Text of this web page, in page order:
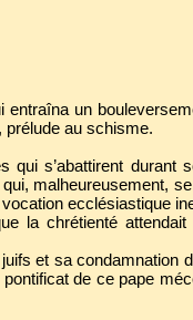
un
prélude au schisme.
qui s’abattirent durant
malheureusement,
ecclésiastique
la chrétienté attendait
et sa condamnation
de ce pape